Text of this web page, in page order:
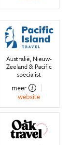
Australië, Nieuw-
Zeeland & Pacific
specialist
meer
website